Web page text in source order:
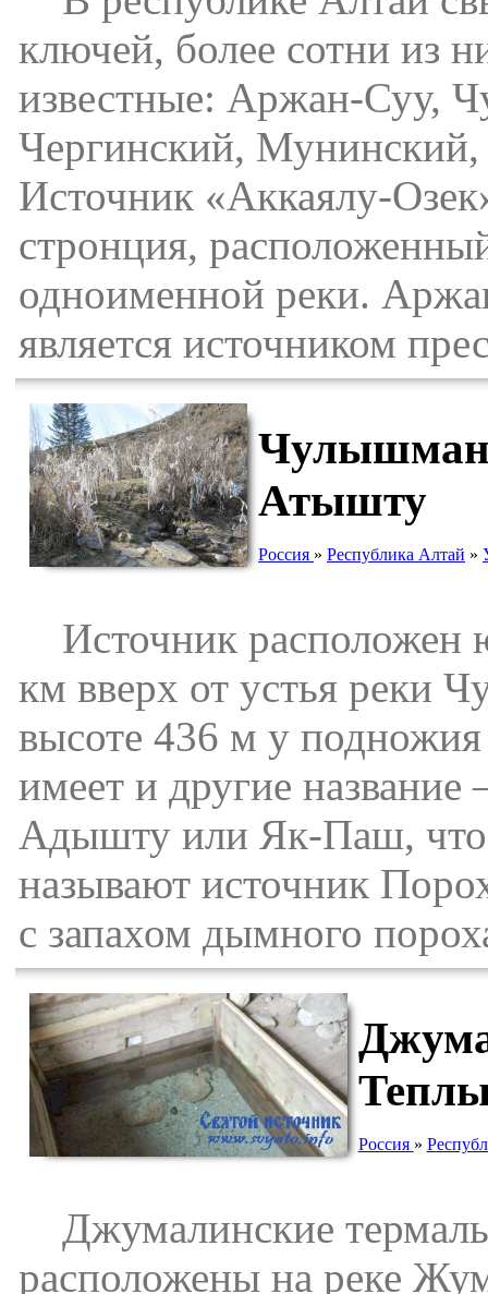
ключей, более сотни из
известные: Аржан-Суу,
Чергинский,
Источник «Аккаялу-
стронция,
одноименной реки.
является источником
Атышту
Россия » Республика Алтай »
Источник расположен
км вверх от устья реки
высоте 436 м у
имеет и другие
Адышту или Як-Паш, что
называют источник
с запахом дымного
Россия »
Джумалинские
расположены на реке